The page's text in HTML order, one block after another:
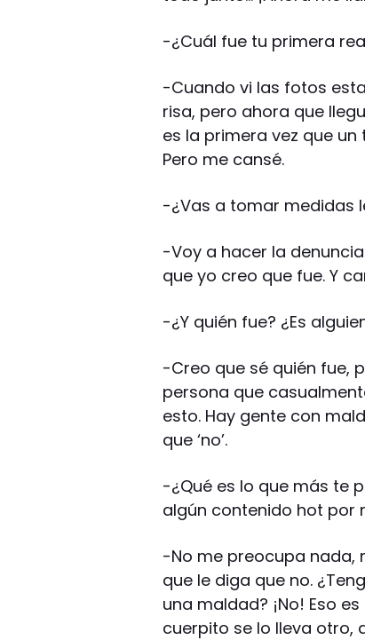
-¿Cuál fue tu primera
-Cuando vi las fotos
risa, pero ahora que
es la primera vez que
Pero me cansé.
-¿Vas a tomar medidas
-Voy a hacer la
que yo creo que fue. Y
-¿Y quién fue? ¿Es
-Creo que sé quién fue,
persona que
esto. Hay gente con
que ‘no’.
-¿Qué es lo que más te
algún contenido hot por
-No me preocupa nada,
que le diga que no.
una maldad? ¡No! Eso
cuerpito se lo lleva otro,